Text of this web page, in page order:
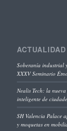
ACTUALIDAD
Soberanía industrial
XXXV Seminario
Nealis Tech: la
inteligente de
SH Valencia Palace
y moquetas en